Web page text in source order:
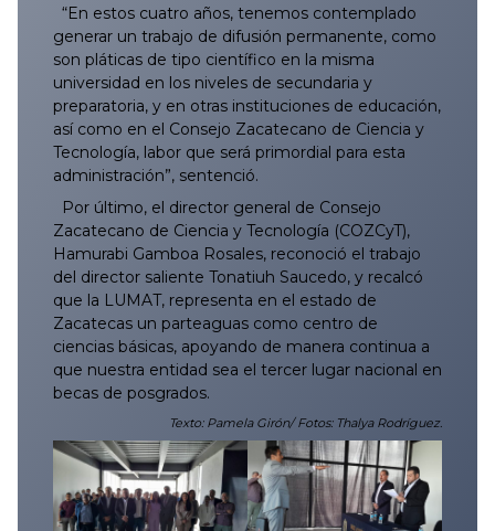
“En estos cuatro años, tenemos contemplado
generar un trabajo de difusión permanente, como
son pláticas de tipo científico en la misma
universidad en los niveles de secundaria y
preparatoria, y en otras instituciones de educación,
así como en el Consejo Zacatecano de Ciencia y
Tecnología, labor que será primordial para esta
administración”, sentenció.
Por último, el director general de Consejo
Zacatecano de Ciencia y Tecnología (COZCyT),
Hamurabi Gamboa Rosales, reconoció el trabajo
del director saliente Tonatiuh Saucedo, y recalcó
que la LUMAT, representa en el estado de
Zacatecas un parteaguas como centro de
ciencias básicas, apoyando de manera continua a
que nuestra entidad sea el tercer lugar nacional en
becas de posgrados.
Texto: Pamela Girón/ Fotos: Thalya Rodríguez.